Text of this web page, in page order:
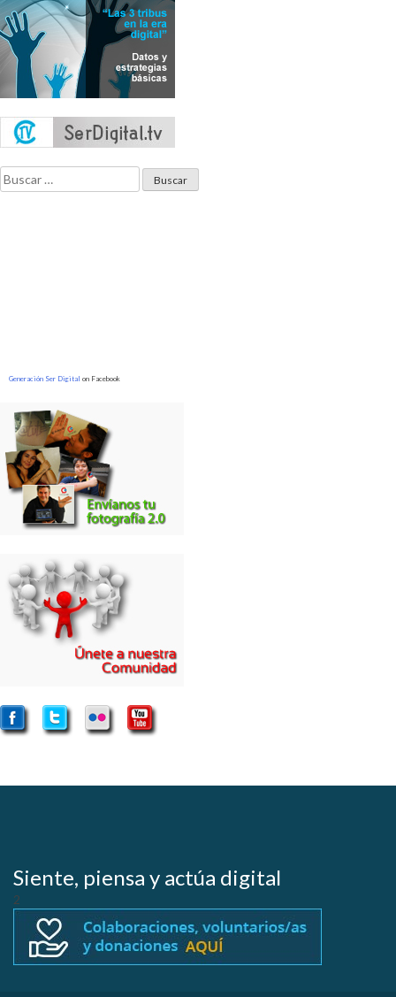
Buscar:
Generación Ser Digital on Facebook
Siente, piensa y actúa digital
2